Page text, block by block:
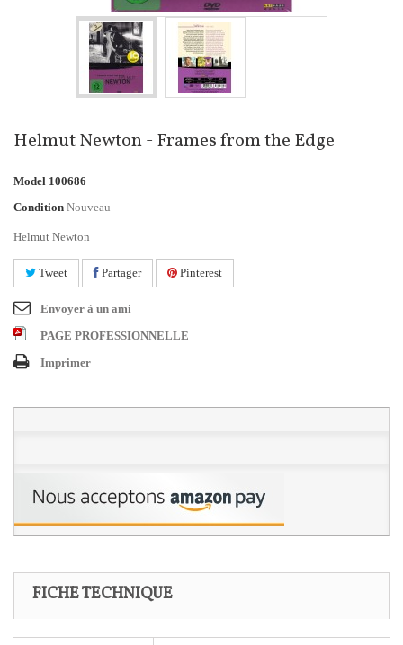
Helmut Newton - Frames from the Edge
Model 100686
Condition Nouveau
Helmut Newton
Tweet Partager Pinterest
Envoyer à un ami
PAGE PROFESSIONNELLE
Imprimer
FICHE TECHNIQUE